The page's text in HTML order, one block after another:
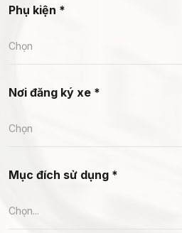
Phụ kiện *
Chọn
Nơi đăng ký xe *
Chọn
Mục đích sử dụng *
Chọn...